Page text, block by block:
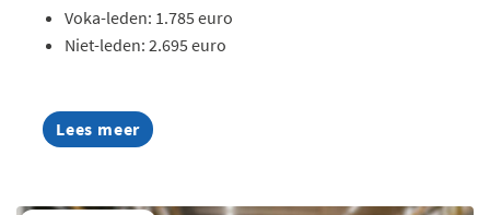
Voka-leden: 1.785 euro
Niet-leden: 2.695 euro
Lees meer
about
AI